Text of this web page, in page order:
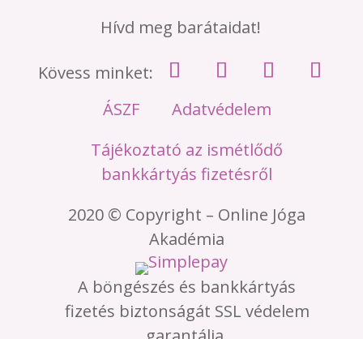
Hívd meg barátaidat!
Kövess minket:
ÁSZF
Adatvédelem
Tájékoztató az ismétlődő
bankkártyás fizetésről
2020 © Copyright – Online Jóga
Akadémia
A böngészés és bankkártyás
fizetés biztonságát SSL védelem